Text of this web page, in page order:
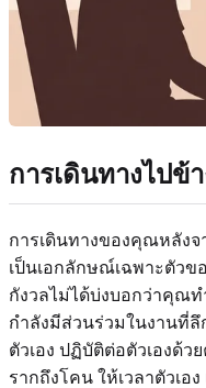
การเดินทางไป
การเดินทางของคุณหลังจ
เป็นเอกลักษณ์เฉพาะตัว
กังวลไม่ได้บ่งบอกว่าคุณ
กำลังมีส่วนร่วมในงานที่
ตัวเอง ปฏิบัติต่อตัวเองด้ว
รากถึงโคน ให้เวลาตัวเ